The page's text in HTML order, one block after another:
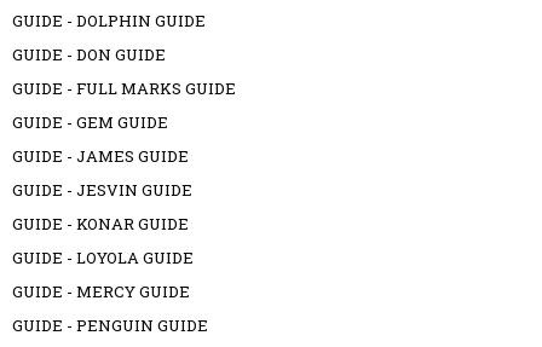
GUIDE - DOLPHIN GUIDE
GUIDE - DON GUIDE
GUIDE - FULL MARKS GUIDE
GUIDE - GEM GUIDE
GUIDE - JAMES GUIDE
GUIDE - JESVIN GUIDE
GUIDE - KONAR GUIDE
GUIDE - LOYOLA GUIDE
GUIDE - MERCY GUIDE
GUIDE - PENGUIN GUIDE